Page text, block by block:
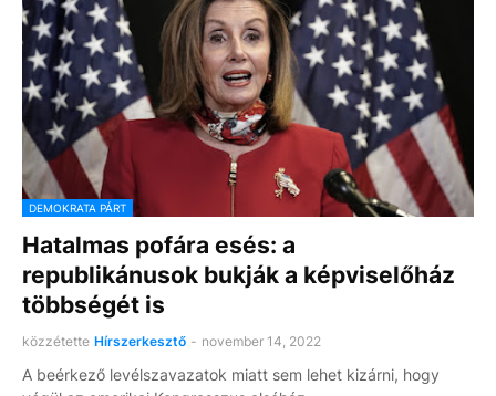
DEMOKRATA PÁRT
Hatalmas pofára esés: a
republikánusok bukják a képviselőház
többségét is
közzétette Hírszerkesztő - november 14, 2022
A beérkező levélszavazatok miatt sem lehet kizárni, hogy